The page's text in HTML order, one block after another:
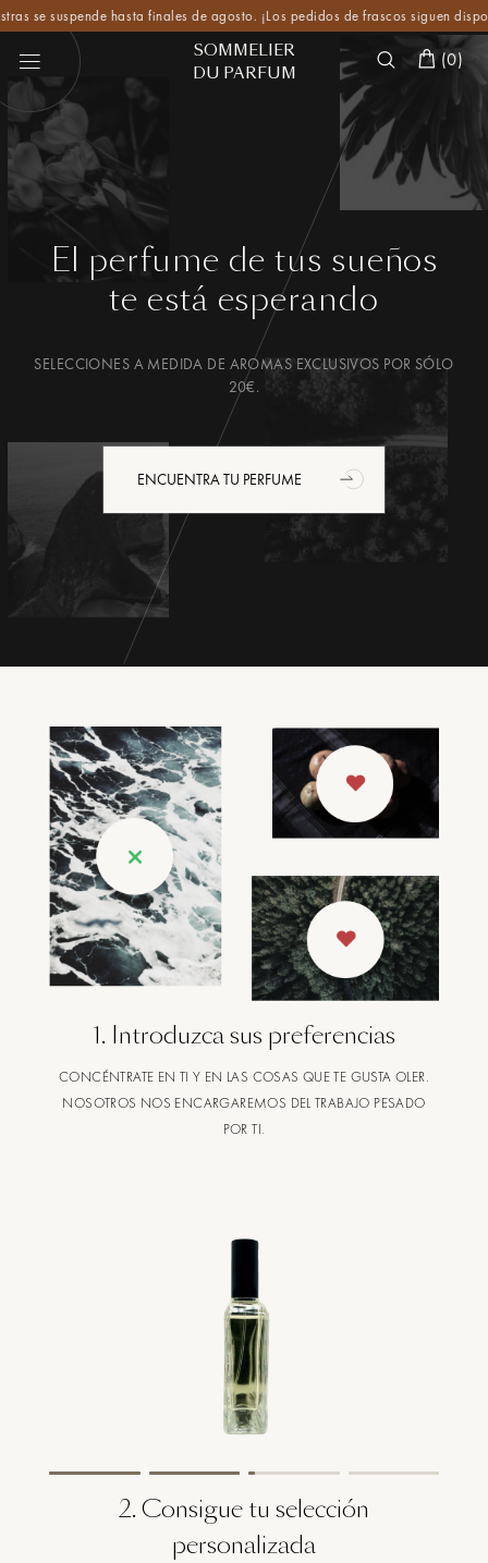
suspende hasta finales de agosto. ¡Los pedidos de frascos siguen
SOMMELIER
DU PARFUM
(0)
El perfume de tus sueños
te está esperando
SELECCIONES A MEDIDA DE AROMAS EXCLUSIVOS POR SÓLO
20€.
ENCUENTRA TU PERFUME
1. Introduzca sus preferencias
CONCÉNTRATE EN TI Y EN LAS COSAS QUE TE GUSTA OLER.
NOSOTROS NOS ENCARGAREMOS DEL TRABAJO PESADO
POR TI.
2.Consigue tu selección
personalizada